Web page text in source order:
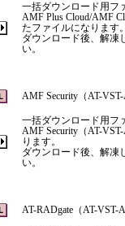
一括ダウンロード用フ
AMF Plus Cloud/AMF
たファイルになります
ダウンロード後、解凍
い。
AMF Security（AT-
一括ダウンロード用フ
AMF Security（AT-
ります。
ダウンロード後、解凍
い。
AT-RADgate（AT-VST-